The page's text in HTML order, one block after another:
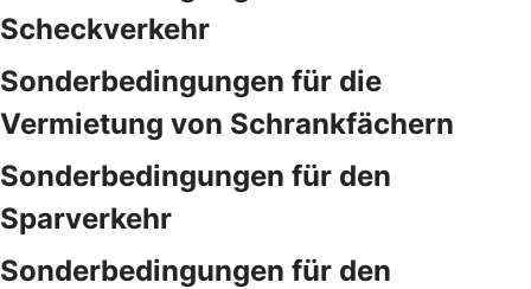
Scheckverkehr
Sonderbedingungen für die
Vermietung von Schrankfächern
Sonderbedingungen für den
Sparverkehr
Sonderbedingungen für den